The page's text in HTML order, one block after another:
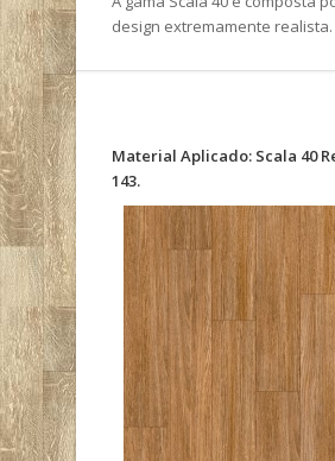
design extremamente realista.
Material Aplicado: Scala 40
143.